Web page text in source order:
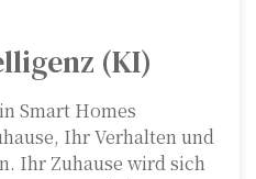
(KI)
Smart Homes
Ihr Verhalten und
Ihr Zuhause wird sich